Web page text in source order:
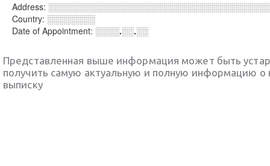
Address:
Country: ░░░░░░░░
Date of Appointment: ░░░░.░░.░░
Представленная выше информация может быть
получить самую актуальную и полную информацию о
выписку